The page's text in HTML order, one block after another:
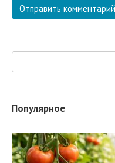
Поиск:
Популярное